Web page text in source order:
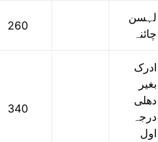
260
لہسن
چائنہ
340
ادرک
بغیر
دھلی
درجہ
اول